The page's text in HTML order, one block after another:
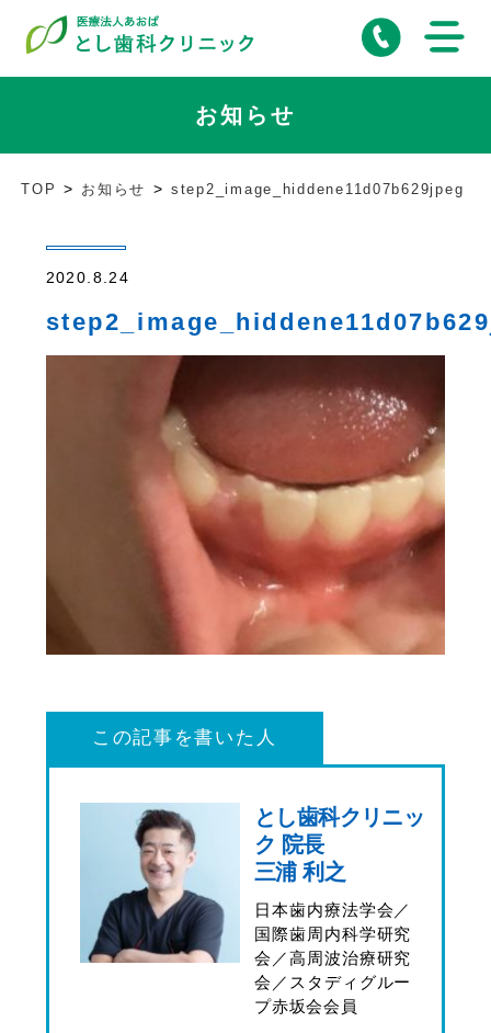
お知らせ
TOP お知らせ step2_image_hiddene11d07b629jpeg
2020.8.24
この記事を書いた人
とし歯科クリニッ
ク 院長
三浦 利之
日本歯内療法学会／
国際歯周内科学研究
会／高周波治療研究
会／スタディグルー
プ赤坂会会員